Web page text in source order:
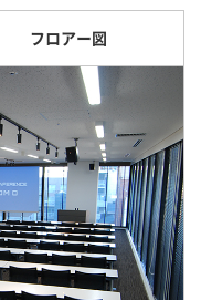
フロアー図